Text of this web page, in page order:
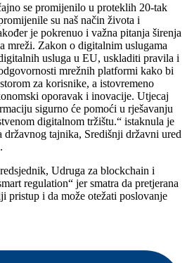
se promijenilo u proteklih 20-tak
su naš način života i
je pokrenuo i važna pitanja širenja
mreži. Zakon o digitalnim uslugama
usluga u EU, uskladiti pravila i
mrežnih platformi kako bi
za korisnike, a istovremeno
oporavak i inovacije. Utjecaj
sigurno će pomoći u rješavanju
digitalnom tržištu.“ istaknula je
državnog tajnika, Središnji državni ured
Udruga za blockchain i
regulation“ jer smatra da pretjerana
pristup i da može otežati poslovanje